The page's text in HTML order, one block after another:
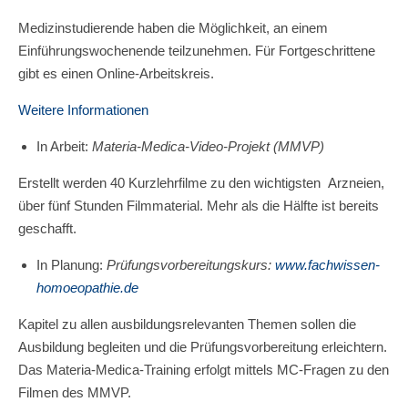
Medizinstudierende haben die Möglichkeit, an einem
Einführungswochenende teilzunehmen. Für Fortgeschrittene
gibt es einen Online-Arbeitskreis.
Weitere Informationen
In Arbeit: Materia-Medica-Video-Projekt (MMVP)
Erstellt werden 40 Kurzlehrfilme zu den wichtigsten Arzneien,
über fünf Stunden Filmmaterial. Mehr als die Hälfte ist bereits
geschafft.
In Planung: Prüfungsvorbereitungskurs: www.fachwissen-
homoeopathie.de
Kapitel zu allen ausbildungsrelevanten Themen sollen die
Ausbildung begleiten und die Prüfungsvorbereitung erleichtern.
Das Materia-Medica-Training erfolgt mittels MC-Fragen zu den
Filmen des MMVP.